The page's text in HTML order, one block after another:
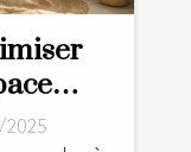
les